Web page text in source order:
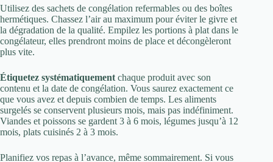
Utilisez des sachets de congélation refermables ou des boîtes
hermétiques. Chassez l’air au maximum pour éviter le givre et
la dégradation de la qualité. Empilez les portions à plat dans le
congélateur, elles prendront moins de place et décongèleront
plus vite.
Étiquetez systématiquement chaque produit avec son
contenu et la date de congélation. Vous saurez exactement ce
que vous avez et depuis combien de temps. Les aliments
surgelés se conservent plusieurs mois, mais pas indéfiniment.
Viandes et poissons se gardent 3 à 6 mois, légumes jusqu’à 12
mois, plats cuisinés 2 à 3 mois.
Planifiez vos repas à l’avance, même sommairement. Si vous